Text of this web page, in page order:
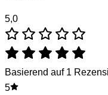
5,0
Basierend auf 1
5